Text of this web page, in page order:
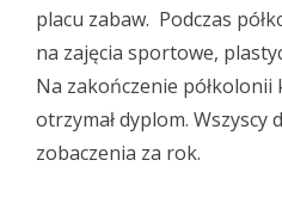
placu zabaw. Podczas
na zajęcia sportowe,
Na zakończenie półkolonii
otrzymał dyplom. Wszyscy
zobaczenia za rok.